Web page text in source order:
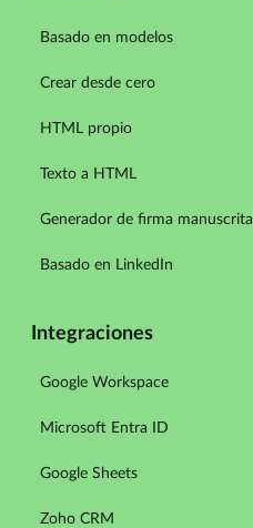
Basado en modelos
Crear desde cero
HTML propio
Texto a HTML
Generador de firma manuscrita
Basado en LinkedIn
Integraciones
Google Workspace
Microsoft Entra ID
Google Sheets
Zoho CRM